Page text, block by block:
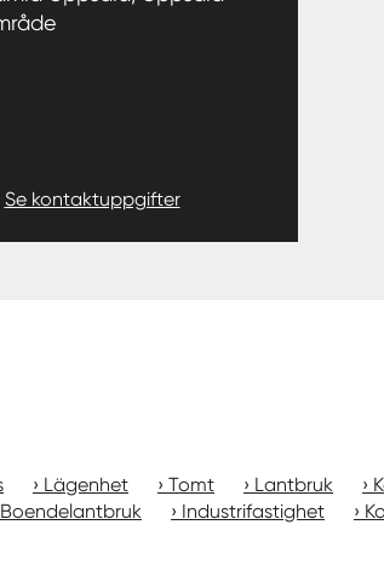
Se kontaktuppgifter
Lägenhet Tomt Lantbruk
Industrifastighet